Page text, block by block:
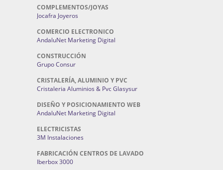
COMPLEMENTOS/JOYAS
Jocafra Joyeros
COMERCIO ELECTRONICO
AndaluNet Marketing Digital
CONSTRUCCIÓN
Grupo Consur
CRISTALERÍA, ALUMINIO Y PVC
Cristaleria Aluminios & Pvc Glasysur
DISEÑO Y POSICIONAMIENTO WEB
AndaluNet Marketing Digital
ELECTRICISTAS
3M Instalaciones
FABRICACIÓN CENTROS DE LAVADO
Iberbox 3000